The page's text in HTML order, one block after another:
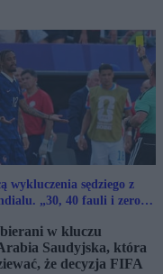
wykluczenia sędziego z
„30, 40 fauli i zero
w kluczu
Saudyjska, która
że decyzja FIFA